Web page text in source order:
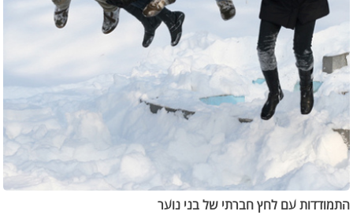
התמודדות עם לחץ חברתי של בני נוער